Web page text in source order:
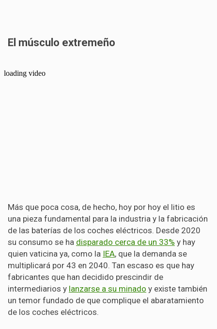
El músculo extremeño
Más que poca cosa, de hecho, hoy por hoy el litio es
una pieza fundamental para la industria y la fabricación
de las baterías de los coches eléctricos. Desde 2020
su consumo se ha disparado cerca de un 33% y hay
quien vaticina ya, como la IEA, que la demanda se
multiplicará por 43 en 2040. Tan escaso es que hay
fabricantes que han decidido prescindir de
intermediarios y lanzarse a su minado y existe también
un temor fundado de que complique el abaratamiento
de los coches eléctricos.